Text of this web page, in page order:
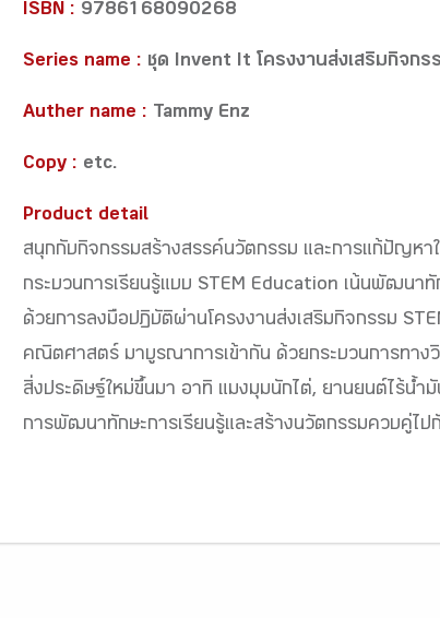
ISBN : 9786168090268
Series name : ชุด Invent It โครงงานส่งเสริมกิจกร
Auther name : Tammy Enz
Copy : etc.
Product detail
สนุกกับกิจกรรมสร้างสรรค์นวัตกรรม และการแก้ปัญหาใ
กระบวนการเรียนรู้แบบ STEM Education เน้นพัฒนา
ด้วยการลงมือปฏิบัติผ่านโครงงานส่งเสริมกิจกรรม
คณิตศาสตร์ มาบูรณาการเข้ากัน ด้วยกระบวนการทางวิ
สิ่งประดิษฐ์ใหม่ขึ้นมา อาทิ แมงมุมนักไต่, ยานยนต์ไร้น้
การพัฒนาทักษะการเรียนรู้และสร้างนวัตกรรมควบคู่ไป